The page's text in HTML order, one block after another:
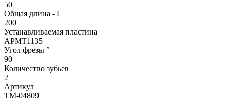
50
Общая длина - L
200
Устанавливаемая пластина
APMT1135
Угол фрезы °
90
Количество зубьев
2
Артикул
TM-04809